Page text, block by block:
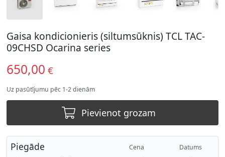
Gaisa kondicionieris (siltumsūknis) TCL TAC-
09CHSD Ocarina series
650,00 €
Uz pasūtījumu pēc 1-2 dienām
Pievienot grozam
Piegāde Cena Datums